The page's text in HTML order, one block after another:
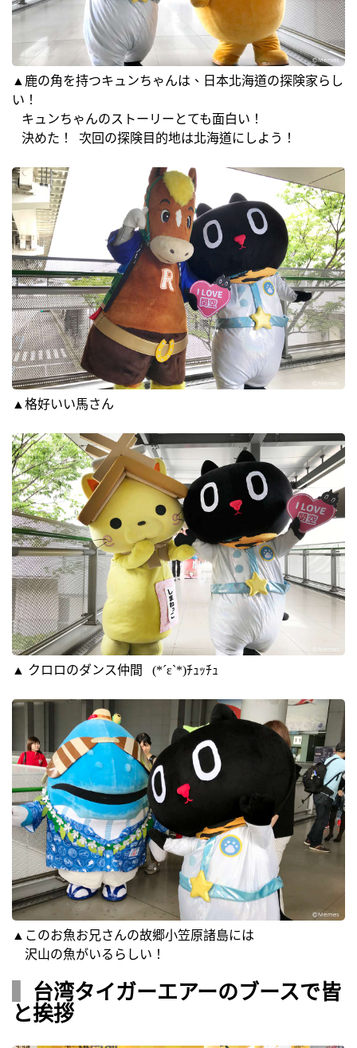
▲鹿の角を持つキュンちゃんは、日本北海道の探険家らし
い！
キュンちゃんのストーリーとても面白い！
決めた！ 次回の探険目的地は北海道にしよう！
▲格好いい馬さん
▲ クロロのダンス仲間 (*´ε`*)ﾁｭｯﾁｭ
▲このお魚お兄さんの故郷小笠原諸島には
沢山の魚がいるらしい！
台湾タイガーエアーのブースで皆
と挨拶